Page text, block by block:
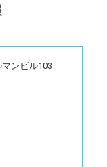
ンビル103